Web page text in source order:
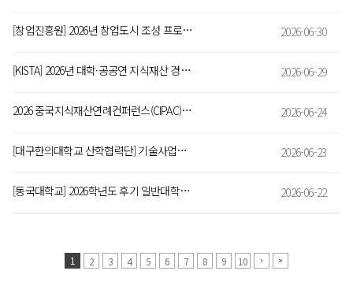
[창업진흥원] 2026년 창업도시 조성 프로젝트 창업기업 모집공고 2026-06-30
[KISTA] 2026년 대학·공공연 지식재산 경영 진단 조사 안내 2026-06-29
2026 중국지식재산연례컨퍼런스(CIPAC) 참가단 및 한국관 참가기업 모집 안내 2026-06-24
[대구한의대학교 산학협력단] 기술사업화센터 전담사무소 모집 공고 2026-06-23
[동국대학교] 2026학년도 후기 일반대학원 특별전형모집 2026-06-22
1 2 3 4 5 6 7 8 9 10